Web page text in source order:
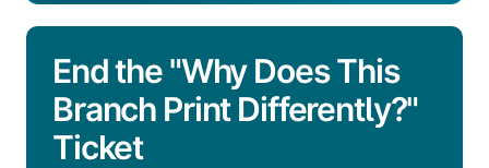
End the "Why Does This
Branch Print Differently?"
Ticket